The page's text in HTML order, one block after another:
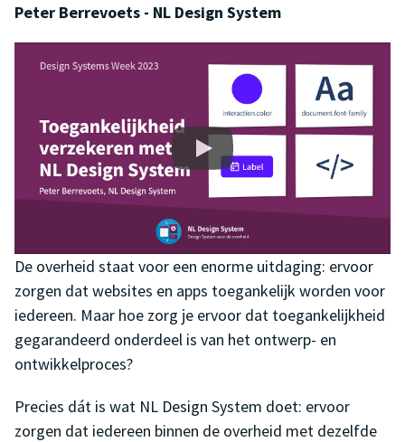
Peter Berrevoets - NL Design System
De overheid staat voor een enorme uitdaging: ervoor
zorgen dat websites en apps toegankelijk worden voor
iedereen. Maar hoe zorg je ervoor dat toegankelijkheid
gegarandeerd onderdeel is van het ontwerp- en
ontwikkelproces?
Precies dát is wat NL Design System doet: ervoor
zorgen dat iedereen binnen de overheid met dezelfde